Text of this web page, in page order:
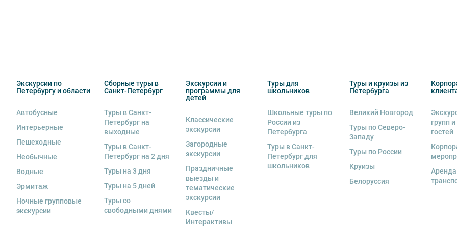
Экскурсии по
Петербургу и области
Автобусные
Интерьерные
Пешеходные
Необычные
Водные
Эрмитаж
Ночные групповые
экскурсии
Сборные туры в
Санкт-Петербург
Туры в Санкт-
Петербург на
выходные
Туры в Санкт-
Петербург на 2 дня
Туры на 3 дня
Туры на 5 дней
Туры со
свободными днями
Экскурсии и
программы для
детей
Классические
экскурсии
Загородные
экскурсии
Праздничные
выезды и
тематические
экскурсии
Квесты/
Интерактивы
Туры для
школьников
Школьные туры по
России из
Петербурга
Туры в Санкт-
Петербург для
школьников
Туры и круизы из
Петербурга
Великий Новгород
Туры по Северо-
Западу
Туры по России
Круизы
Белоруссия
групп
гостей